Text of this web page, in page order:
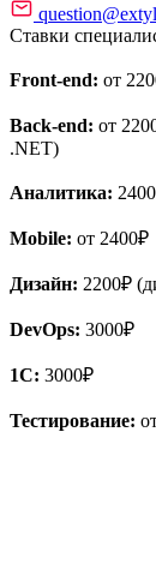
Ставки
Front-end: от
Back-end: от
.NET)
Аналитика:
Mobile: от 2400₽
Дизайн: 2200₽
DevOps: 3000₽
1С: 3000₽
Тестирование: